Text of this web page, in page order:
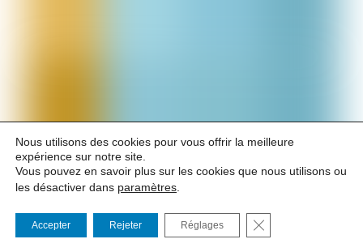
Tous les jours à 19h30
- DU 16 AU 25 JUILLET - Relâche le lundi 20 juillet
Nous utilisons des cookies pour vous offrir la meilleure
expérience sur notre site.
Vous pouvez en savoir plus sur les cookies que nous utilisons ou
les désactiver dans paramètres
Accepter Rejeter Réglages FERMER LA